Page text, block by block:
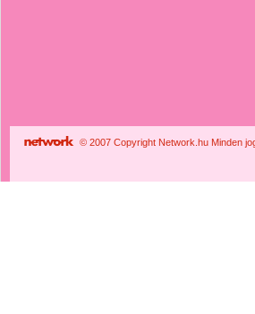
© 2007 Copyright Network.hu Minden